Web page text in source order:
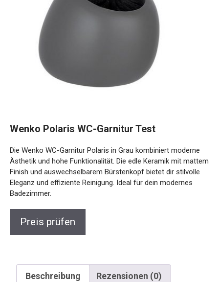
Wenko Polaris WC-Garnitur Test
Die Wenko WC-Garnitur Polaris in Grau kombiniert moderne
Ästhetik und hohe Funktionalität. Die edle Keramik mit mattem
Finish und auswechselbarem Bürstenkopf bietet dir stilvolle
Eleganz und effiziente Reinigung. Ideal für dein modernes
Badezimmer.
Preis prüfen
Beschreibung Rezensionen (0)